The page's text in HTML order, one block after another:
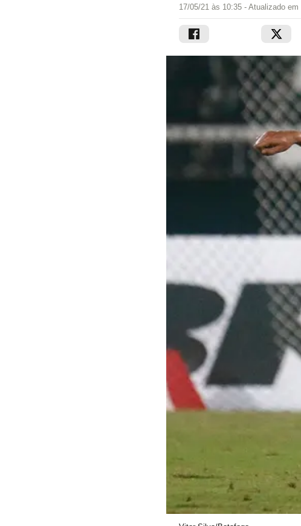
17/05/21 às 10:35 - Atualizado em